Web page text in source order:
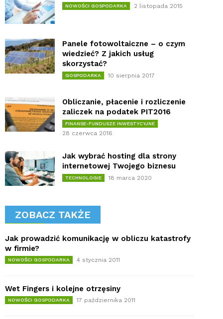
NOWOŚCI GOSPODARKA 2 listopada 2015
Panele fotowoltaiczne – o czym
wiedzieć? Z jakich usług
skorzystać?
GOSPODARKA 10 sierpnia 2017
Obliczanie, płacenie i rozliczenie
zaliczek na podatek PIT2016
FINANSE-FUNDUSZE INWESTYCYJNE
28 czerwca 2016
Jak wybrać hosting dla strony
internetowej Twojego biznesu
TECHNOLOGIE 18 marca 2020
ZOBACZ TAKŻE
Jak prowadzić komunikację w obliczu katastrofy
w firmie?
NOWOŚCI GOSPODARKA 4 stycznia 2011
Wet Fingers i kolejne otrzęsiny
NOWOŚCI GOSPODARKA 17 października 2011